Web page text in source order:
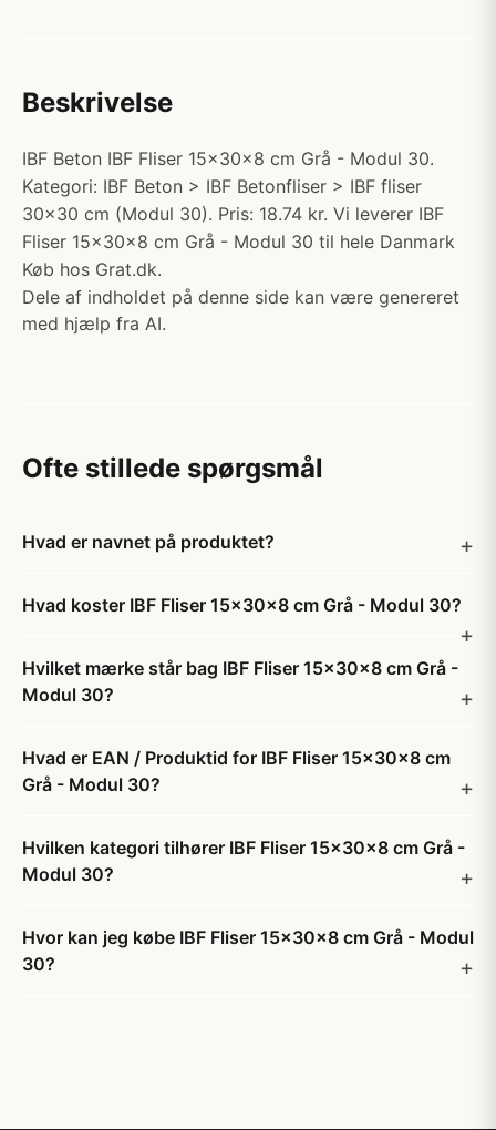
Beskrivelse
IBF Beton IBF Fliser 15x30x8 cm Grå - Modul 30.
Kategori: IBF Beton > IBF Betonfliser > IBF fliser
30x30 cm (Modul 30). Pris: 18.74 kr. Vi leverer IBF
Fliser 15x30x8 cm Grå - Modul 30 til hele Danmark
Køb hos Grat.dk.
Dele af indholdet på denne side kan være genereret
med hjælp fra AI.
Ofte stillede spørgsmål
Hvad er navnet på produktet?
Hvad koster IBF Fliser 15x30x8 cm Grå - Modul 30?
Hvilket mærke står bag IBF Fliser 15x30x8 cm Grå -
Modul 30?
Hvad er EAN / Produktid for IBF Fliser 15x30x8 cm
Grå - Modul 30?
Hvilken kategori tilhører IBF Fliser 15x30x8 cm Grå -
Modul 30?
Hvor kan jeg købe IBF Fliser 15x30x8 cm Grå - Modul
30?